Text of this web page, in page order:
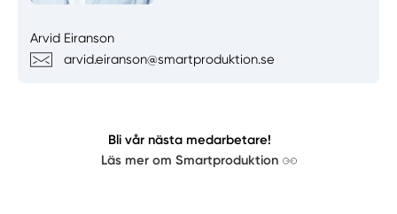
Arvid Eiranson
arvid.eiranson@smartproduktion.se
Bli vår nästa medarbetare!
Läs mer om Smartproduktion